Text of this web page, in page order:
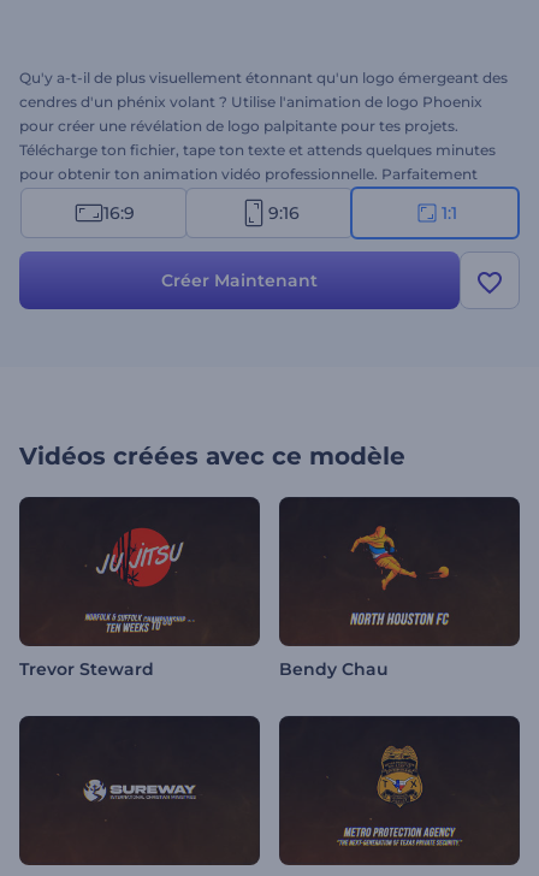
Qu'y a-t-il de plus visuellement étonnant qu'un logo émergeant des
cendres d'un phénix volant ? Utilise l'animation de logo Phoenix
pour créer une révélation de logo palpitante pour tes projets.
Télécharge ton fichier, tape ton texte et attends quelques minutes
pour obtenir ton animation vidéo professionnelle. Parfaitement
adaptée aux publicités télévisées, aux présentations d'entreprises,
aux intros de chaînes, aux ouvertures de présentations et à de
de marque forte pour tous tes projets grâce à cette animation
16:9 9:16 1:1
Créer Maintenant
Vidéos créées avec ce modèle
Trevor Steward Bendy Chau